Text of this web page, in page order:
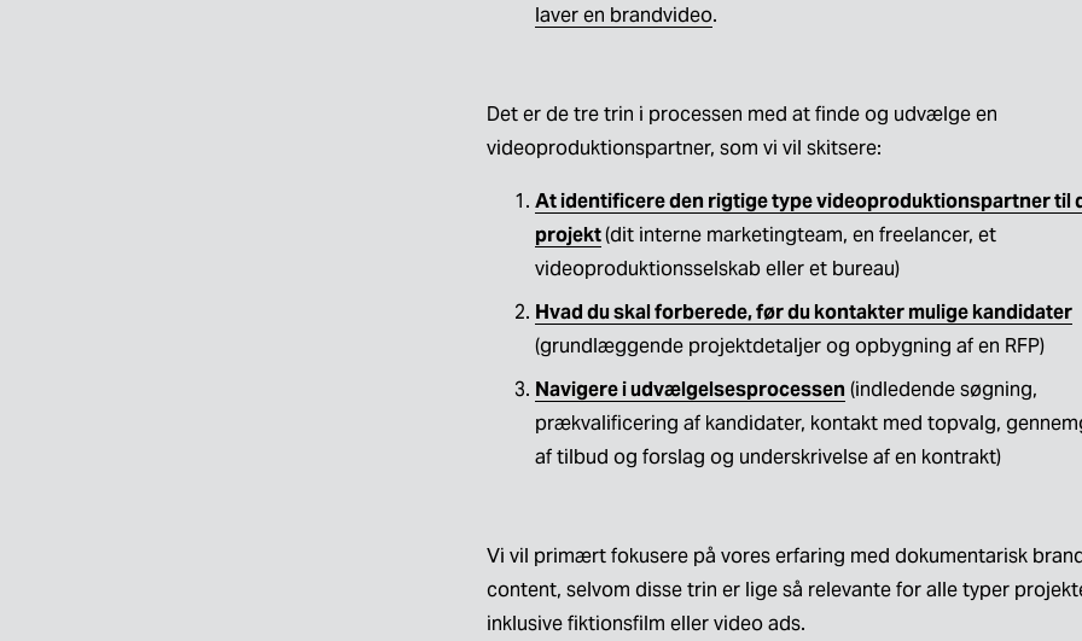
laver en brandvideo.
Det er de tre trin i processen med at finde og udvælge en
videoproduktionspartner, som vi vil skitsere:
At identificere den rigtige type videoproduktionspartner til
projekt(dit interne marketingteam, en freelancer, et
videoproduktionsselskab eller et bureau)
Hvad du skal forberede, før du kontakter mulige kandidater
(grundlæggende projektdetaljer og opbygning af en RFP)
Navigere i udvælgelsesprocessen (indledende søgning,
prækvalificering af kandidater, kontakt med topvalg,
af tilbud og forslag og underskrivelse af en kontrakt)
Vi vil primært fokusere på vores erfaring med dokumentarisk
content, selvom disse trin er lige så relevante for alle typer
inklusive fiktionsfilm eller video ads.